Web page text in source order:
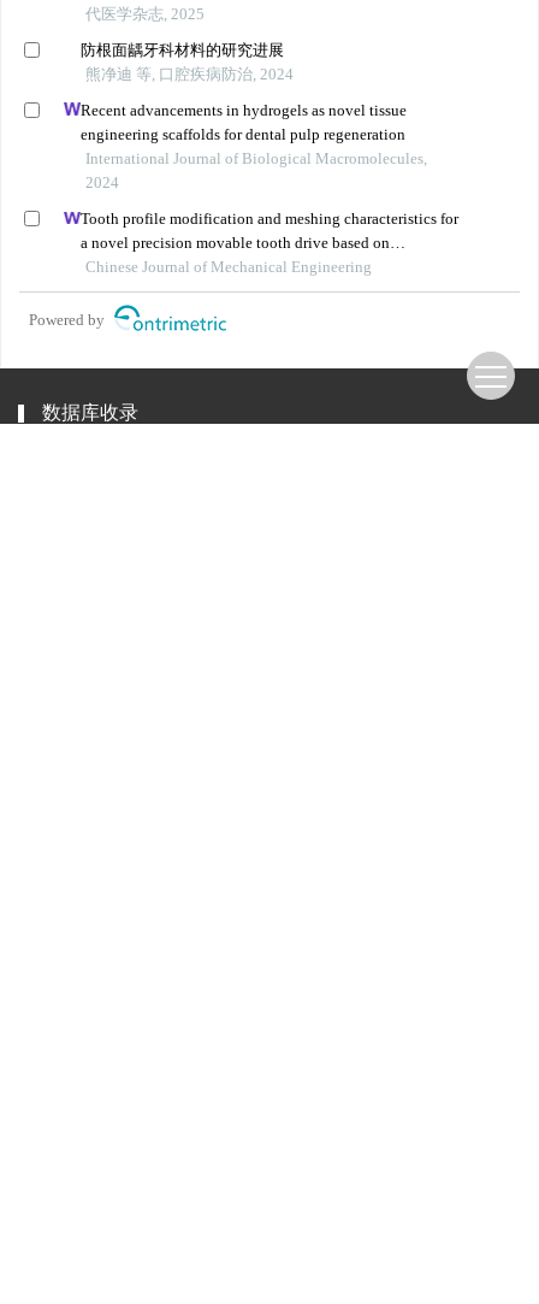
代医学杂志, 2025
防根面龋牙科材料的研究进展
熊净迪 等, 口腔疾病防治, 2024
Recent advancements in hydrogels as novel tissue
engineering scaffolds for dental pulp regeneration
International Journal of Biological Macromolecules,
2024
Tooth profile modification and meshing characteristics for
a novel precision movable tooth drive based on
logarithmic spiral
Chinese Journal of Mechanical Engineering
Powered by
数据库收录